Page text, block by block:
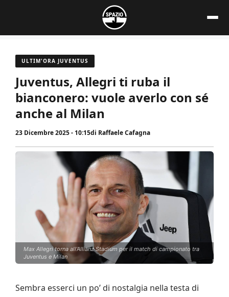
contenuto
ULTIM'ORA JUVENTUS
Juventus, Allegri ti ruba il
bianconero: vuole averlo con sé
anche al Milan
23 Dicembre 2025 - 10:15di Raffaele Cafagna
Max Allegri torna all'Allianz Stadium per il match di campionato tra
Juventus e Milan
Sembra esserci un po’ di nostalgia nella testa di